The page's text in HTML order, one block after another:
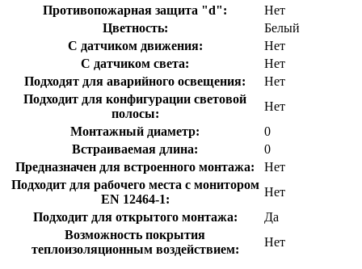
Противопожарная защита "d":
Нет
Цветность:
Белый
С датчиком движения:
Нет
С датчиком света:
Нет
Подходят для аварийного освещения:
Нет
Подходит для конфигурации световой
полосы:
Нет
Монтажный диаметр:
0
Встраиваемая длина:
0
Предназначен для встроенного монтажа:
Нет
Подходит для рабочего места с монитором
EN 12464-1:
Нет
Подходит для открытого монтажа:
Да
Возможность покрытия
теплоизоляционным воздействием:
Нет